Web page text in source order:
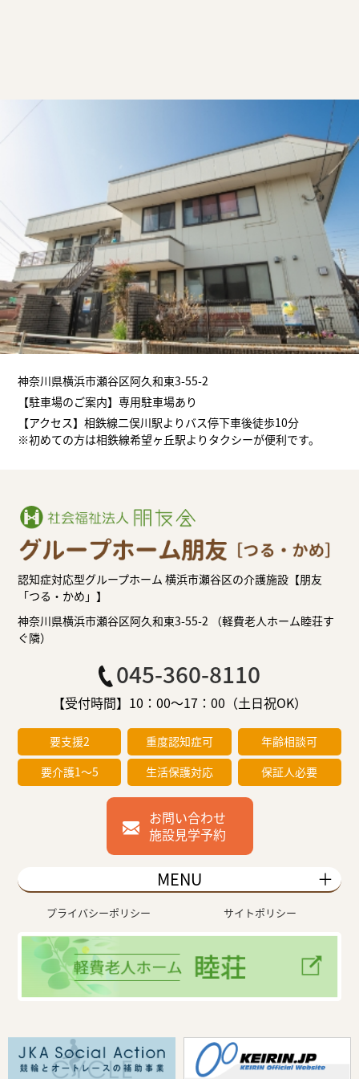
神奈川県横浜市瀬谷区阿久和東3-55-2
【駐車場のご案内】専用駐車場あり
【アクセス】相鉄線二俣川駅よりバス停下車後徒歩10分
※初めての方は相鉄線希望ヶ丘駅よりタクシーが便利です。
認知症対応型グループホーム 横浜市瀬谷区の介護施設【朋友
「つる・かめ」】
神奈川県横浜市瀬谷区阿久和東3-55-2 （軽費老人ホーム睦荘す
ぐ隣）
045-360-8110
【受付時間】10：00～17：00（土日祝OK）
要支援2 重度認知症可
年齢相談可
要介護1～5
生活保護対応 保証人必要
お問い合わせ
施設見学予約
MENU
プライバシーポリシー サイトポリシー